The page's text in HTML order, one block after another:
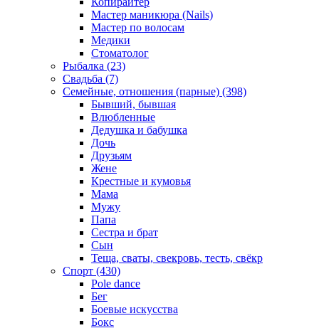
Мастер маникюра (Nails)
Мастер по волосам
Медики
Стоматолог
Рыбалка (23)
Свадьба (7)
Семейные, отношения (парные) (398)
Бывший, бывшая
Влюбленные
Дедушка и бабушка
Дочь
Друзьям
Жене
Крестные и кумовья
Мама
Мужу
Папа
Сестра и брат
Сын
Теща, сваты, свекровь, тесть, свёкр
Спорт (430)
Pole dance
Бег
Боевые искусства
Бокс